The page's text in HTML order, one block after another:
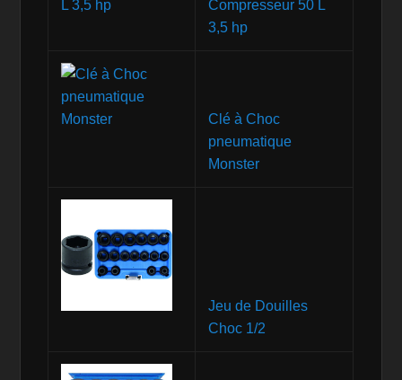
Compresseur 50 L
3,5 hp
Clé à Choc
pneumatique
Monster
Jeu de Douilles
Choc 1/2